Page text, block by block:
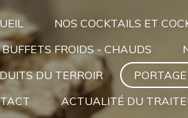
NOS COCKTAILS ET
FROIDS - CHAUDS
DU TERROIR
ACTUALITÉ DU